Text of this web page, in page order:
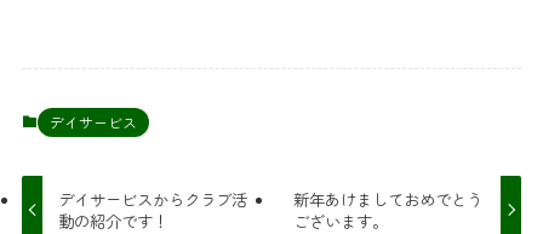
デイサービス
デイサービスからクラブ活
動の紹介です！
新年あけましておめでとう
ございます。